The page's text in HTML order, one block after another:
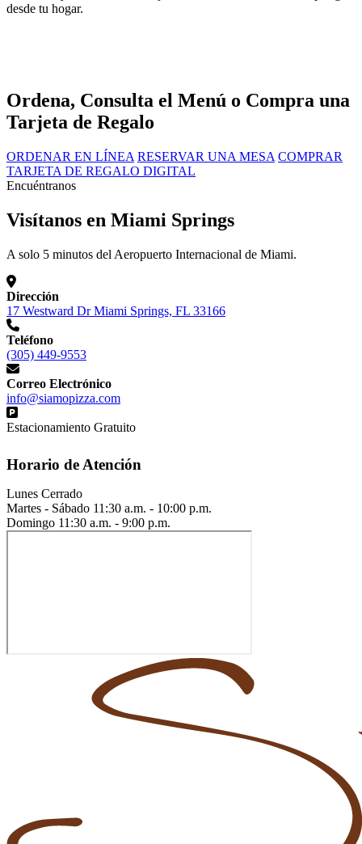
desde tu hogar.
Ordena, Consulta el Menú o Compra una
Tarjeta de Regalo
ORDENAR EN LÍNEA RESERVAR UNA MESA COMPRAR
TARJETA DE REGALO DIGITAL
Encuéntranos
Visítanos en Miami Springs
A solo 5 minutos del Aeropuerto Internacional de Miami.
Dirección
17 Westward Dr Miami Springs, FL 33166
Teléfono
(305) 449-9553
Correo Electrónico
info@siamopizza.com
Estacionamiento Gratuito
Horario de Atención
Lunes Cerrado
Martes - Sábado 11:30 a.m. - 10:00 p.m.
Domingo 11:30 a.m. - 9:00 p.m.